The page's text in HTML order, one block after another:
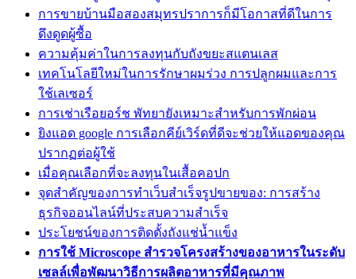
การขายบ้านมือสองสมุทรปราการก็มีโอกาสที่ดีในการ
ดึงดูดผู้ซื้อ
ความคุ้มค่าในการลงทุนกับถังขยะสแตนเลส
เทคโนโลยีใหม่ในการรักษาผมร่วง การปลูกผมและการ
ใช้เลเซอร์
การเช่าเรือยอร์ช พัทยายังเหมาะสำหรับการพักผ่อน
ยิงแอด google การเลือกคีย์เวิร์ดที่ดีจะช่วยให้แอดของคุณ
ปรากฏต่อผู้ใช้
เมื่อคุณเลือกที่จะลงทุนในเสื้อคอปก
จุดสำคัญของการทำเว็บสำเร็จรูปขายของ: การสร้าง
ธุรกิจออนไลน์ที่ประสบความสำเร็จ
ประโยชน์ของการติดตั้งถังแช่น้ำแข็ง
การใช้ Microscope สำรวจโครงสร้างของอาหารในระดับ
เซลล์เพื่อพัฒนาวิธีการผลิตอาหารที่มีคุณภาพ